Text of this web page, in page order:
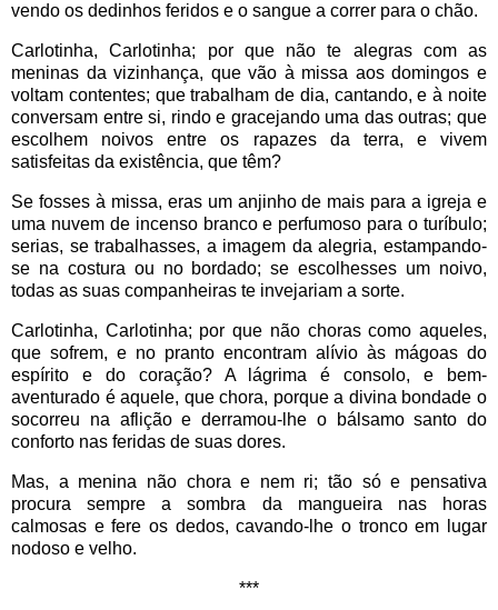
vendo os dedinhos feridos e o sangue a correr para o chão.
Carlotinha, Carlotinha; por que não te alegras com as
meninas da vizinhança, que vão à missa aos domingos e
voltam contentes; que trabalham de dia, cantando, e à noite
conversam entre si, rindo e gracejando uma das outras; que
escolhem noivos entre os rapazes da terra, e vivem
satisfeitas da existência, que têm?
Se fosses à missa, eras um anjinho de mais para a igreja e
uma nuvem de incenso branco e perfumoso para o turíbulo;
serias, se trabalhasses, a imagem da alegria, estampando-
se na costura ou no bordado; se escolhesses um noivo,
todas as suas companheiras te invejariam a sorte.
Carlotinha, Carlotinha; por que não choras como aqueles,
que sofrem, e no pranto encontram alívio às mágoas do
espírito e do coração? A lágrima é consolo, e bem-
aventurado é aquele, que chora, porque a divina bondade o
socorreu na aflição e derramou-lhe o bálsamo santo do
conforto nas feridas de suas dores.
Mas, a menina não chora e nem ri; tão só e pensativa
procura sempre a sombra da mangueira nas horas
calmosas e fere os dedos, cavando-lhe o tronco em lugar
nodoso e velho.
***